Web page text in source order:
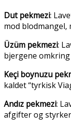
Dut pekmezi:
mod blodmangel,
Üzüm pekmezi:
bjergene omkring
Keçi boynuzu
kaldet “tyrkisk
Andız pekmezi:
afgifter og